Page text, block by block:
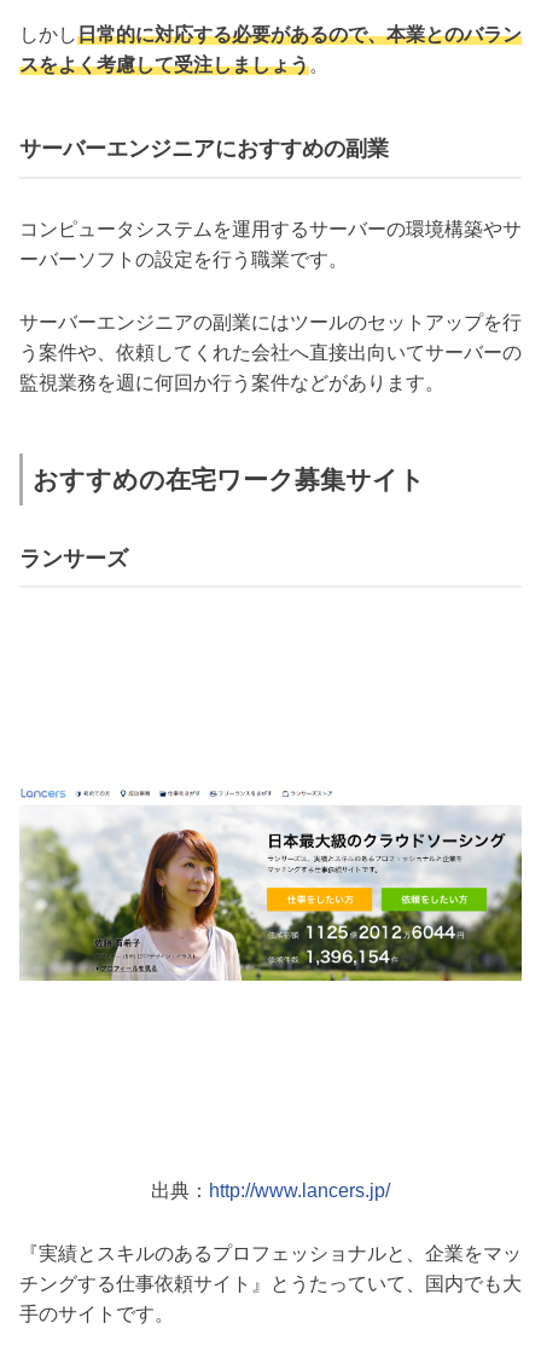
しかし日常的に対応する必要があるので、本業とのバラン
スをよく考慮して受注しましょう。
サーバーエンジニアにおすすめの副業
コンピュータシステムを運用するサーバーの環境構築やサ
ーバーソフトの設定を行う職業です。
サーバーエンジニアの副業にはツールのセットアップを行
う案件や、依頼してくれた会社へ直接出向いてサーバーの
監視業務を週に何回か行う案件などがあります。
おすすめの在宅ワーク募集サイト
ランサーズ
出典： http://www.lancers.jp/
『実績とスキルのあるプロフェッショナルと、企業をマッ
チングする仕事依頼サイト』とうたっていて、国内でも大
手のサイトです。